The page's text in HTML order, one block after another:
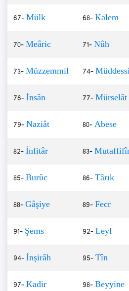
67-Mülk 68-Kalem
70-Meâric 71-Nûh
73-Müzzemmil 74-
76-İnsân 77-Mürselât
79-Naziât 80-Abese
82-İnfitâr 83-
85-Burûc 86-Târık
88-Gâşiye 89-Fecr
91-Şems 92-Leyl
94-İnşirâh 95-Tîn
97-Kadir 98-Beyyine